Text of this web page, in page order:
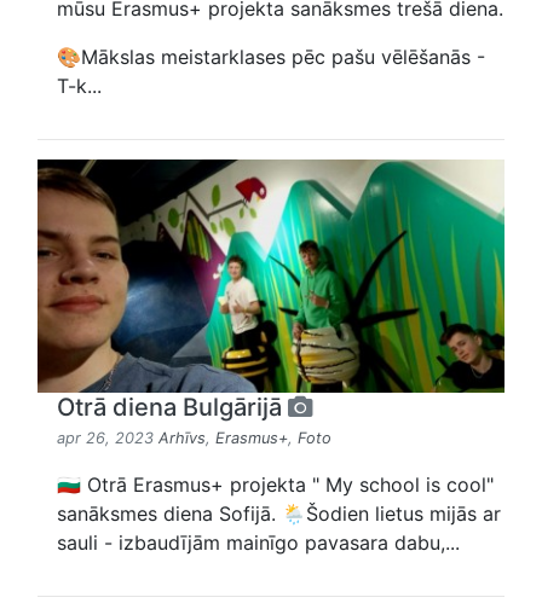
mūsu Erasmus+ projekta sanāksmes trešā diena.
🎨Mākslas meistarklases pēc pašu vēlēšanās -
T-k...
Otrā diena Bulgārijā
apr 26, 2023 Arhīvs, Erasmus+, Foto
🇧🇬 Otrā Erasmus+ projekta " My school is cool"
sanāksmes diena Sofijā. 🌦️Šodien lietus mijās ar
sauli - izbaudījām mainīgo pavasara dabu,...